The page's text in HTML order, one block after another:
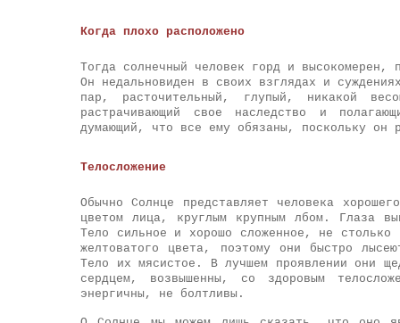
Когда плохо расположено
Тогда солнечный человек горд и высокомерен,
Он недальновиден в своих взглядах и
пар, расточительный, глупый, никакой
растрачивающий свое наследство и
думающий, что все ему обязаны, поскольку он
Телосложение
Обычно Солнце представляет человека
цветом лица, круглым крупным лбом. Глаза
Тело сильное и хорошо сложенное, не столько
желтоватого цвета, поэтому они быстро
Тело их мясистое. В лучшем проявлении они
сердцем, возвышенны, со здоровым
энергичны, не болтливы.